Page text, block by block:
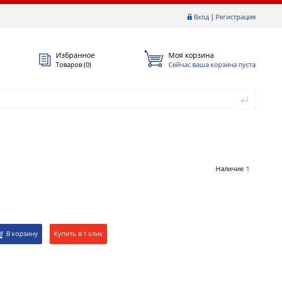
Вход| Регистрация
Избранное
Товаров (0)
Моя корзина
Сейчас ваша корзина пуста
Наличие 1
В корзину Купить в 1 клик